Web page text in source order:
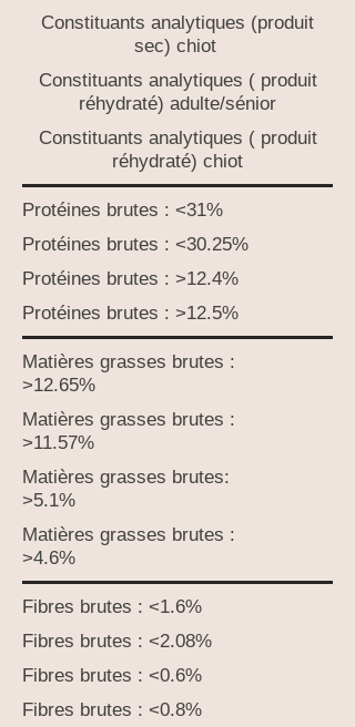
Constituants analytiques (produit
sec) chiot
Constituants analytiques ( produit
réhydraté) adulte/sénior
Constituants analytiques ( produit
réhydraté) chiot
Protéines brutes : <31%
Protéines brutes : <30.25%
Protéines brutes : >12.4%
Protéines brutes : >12.5%
Matières grasses brutes :
>12.65%
Matières grasses brutes :
>11.57%
Matières grasses brutes:
>5.1%
Matières grasses brutes :
>4.6%
Fibres brutes : <1.6%
Fibres brutes : <2.08%
Fibres brutes : <0.6%
Fibres brutes : <0.8%